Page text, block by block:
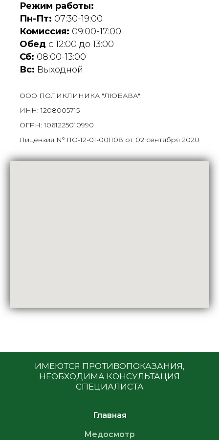
Режим работы:
Пн-Пт: 07:30-19:00
Комиссия: 09:00-17:00
Обед с 12:00 до 13:00
Сб: 08:00-13:00
Вс: Выходной
ООО ПОЛИКЛИНИКА "ЛЮБАВА"
ИНН: 1208005715
ОГРН: 1061225010990
Лицензия Nº ЛО-12-01-001108 от 02 сентября 2020
ИМЕЮТСЯ ПРОТИВОПОКАЗАНИЯ,
НЕОБХОДИМА КОНСУЛЬТАЦИЯ
СПЕЦИАЛИСТА
Главная
Медосмотр